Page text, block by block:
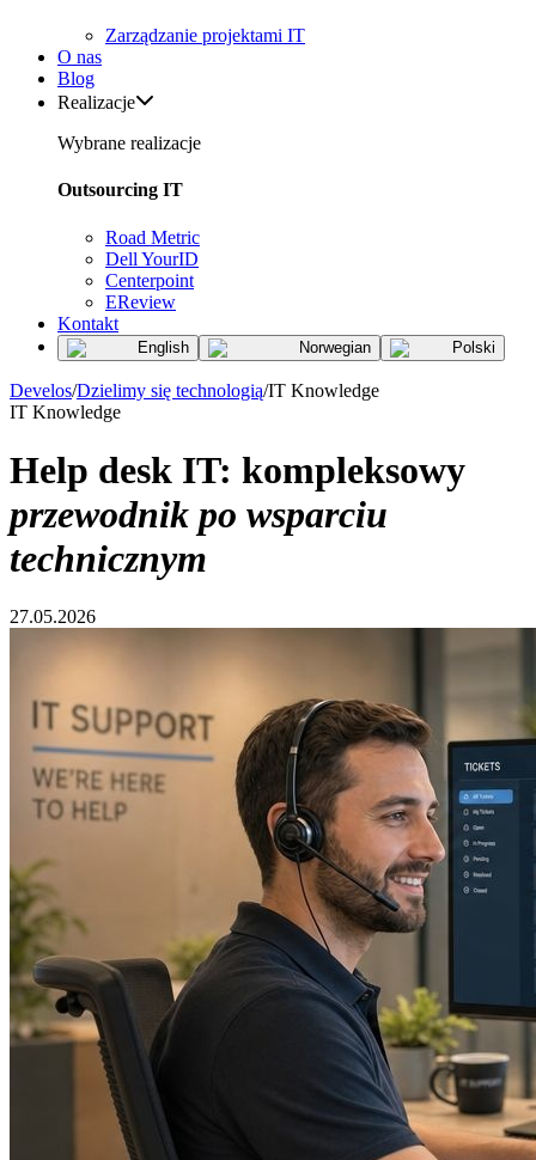
Zarządzanie projektami IT
O nas
Blog
Realizacje
Wybrane realizacje
Outsourcing IT
Road Metric
Dell YourID
Centerpoint
EReview
Kontakt
English Norwegian Polski
Develos/Dzielimy się technologią/IT Knowledge
IT Knowledge
Help desk IT: kompleksowy
przewodnik po wsparciu
technicznym
27.05.2026